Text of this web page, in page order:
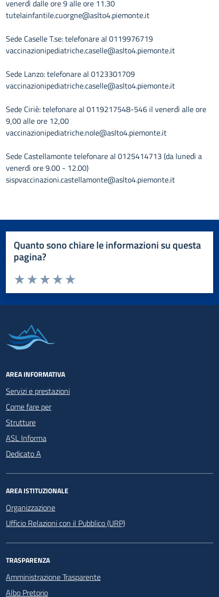
venerdì dalle ore 9 alle ore 11.30
tutelainfantile.cuorgne@aslto4.piemonte.it
Sede Caselle T.se: telefonare al 0119976719
vaccinazionipediatriche.caselle@aslto4.piemonte.it
Sede Lanzo: telefonare al 0123301709
vaccinazionipediatriche.caselle@aslto4.piemonte.it
Sede Ciriè: telefonare al 0119217548-546 il venerdì alle ore
9,00 alle ore 12,00
vaccinazionipediatriche.nole@aslto4.piemonte.it
Sede Castellamonte telefonare al 0125414713 (da lunedì a
venerdì ore 9.00 - 12.00)
sispvaccinazioni.castellamonte@aslto4.piemonte.it
Quanto sono chiare le informazioni su questa
pagina?
Valuta da 1 a 5 stelle la pagina
Valuta 5 stelle su 5
Valuta 4 stelle su 5
Valuta 3 stelle su 5
Valuta 2 stelle su 5
Valuta 1 stelle su 5
AREA INFORMATIVA
Servizi e prestazioni
Come fare per
Strutture
ASL Informa
Dedicato A
AREA ISTITUZIONALE
Organizzazione
Ufficio Relazioni con il Pubblico (URP)
TRASPARENZA
Amministrazione Trasparente
Albo Pretorio